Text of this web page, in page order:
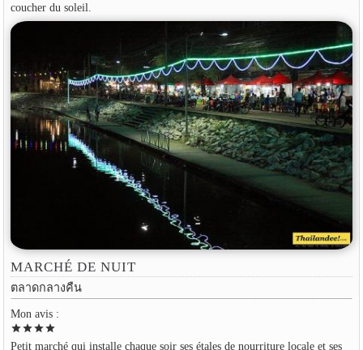
coucher du soleil.
MARCHÉ DE NUIT
ตลาดกลางคืน
Mon avis :
starstarstarstar
Petit marché qui installe chaque soir ses étales de nourriture locale et ses